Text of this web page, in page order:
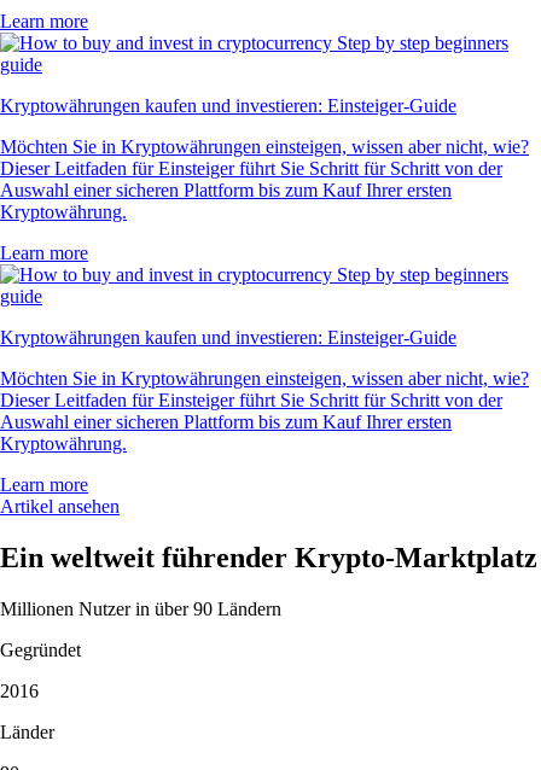
Learn more
Kryptowährungen kaufen und investieren: Einsteiger-Guide
Möchten Sie in Kryptowährungen einsteigen, wissen aber nicht, wie?
Dieser Leitfaden für Einsteiger führt Sie Schritt für Schritt von der
Auswahl einer sicheren Plattform bis zum Kauf Ihrer ersten
Kryptowährung.
Learn more
Kryptowährungen kaufen und investieren: Einsteiger-Guide
Möchten Sie in Kryptowährungen einsteigen, wissen aber nicht, wie?
Dieser Leitfaden für Einsteiger führt Sie Schritt für Schritt von der
Auswahl einer sicheren Plattform bis zum Kauf Ihrer ersten
Kryptowährung.
Learn more
Artikel ansehen
Ein weltweit führender Krypto-Marktplatz
Millionen Nutzer in über 90 Ländern
Gegründet
2016
Länder